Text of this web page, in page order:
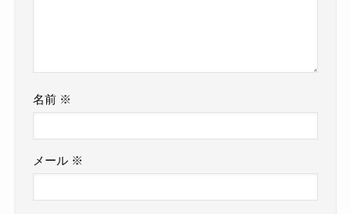
名前 ※
メール ※